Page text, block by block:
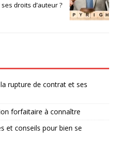
droits d’auteur ?
rupture de contrat et ses
forfaitaire à connaître
et conseils pour bien se